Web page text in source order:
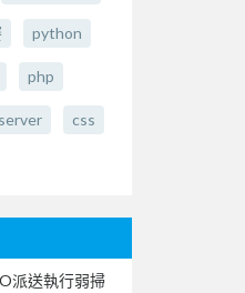
python
php
css
派送執行弱掃